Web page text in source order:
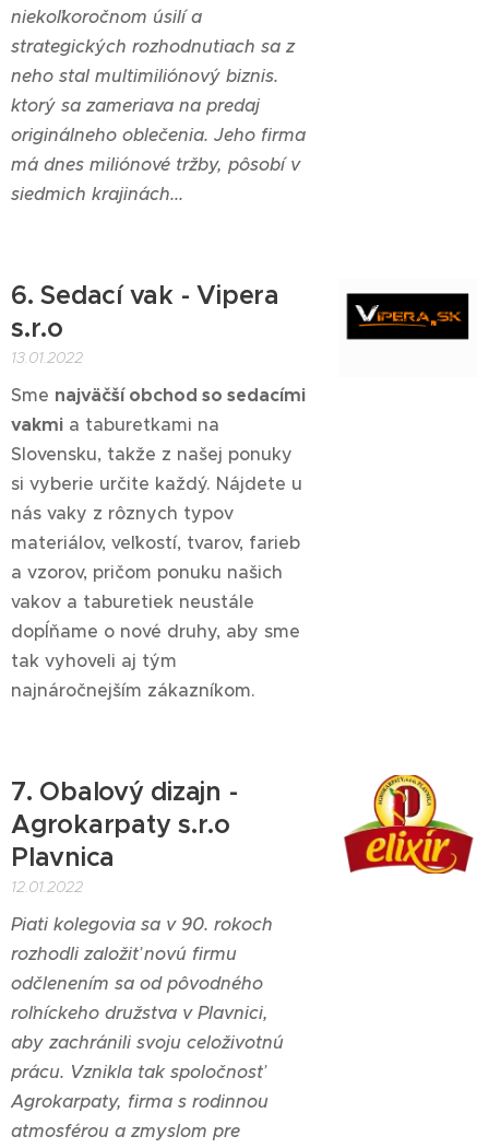
niekoľkoročnom úsilí a
strategických rozhodnutiach sa z
neho stal multimiliónový biznis.
ktorý sa zameriava na predaj
originálneho oblečenia. Jeho firma
má dnes miliónové tržby, pôsobí v
siedmich krajinách...
6. Sedací vak - Vipera
s.r.o
13.01.2022
Sme najväčší obchod so sedacími
vakmi a taburetkami na
Slovensku, takže z našej ponuky
si vyberie určite každý. Nájdete u
nás vaky z rôznych typov
materiálov, veľkostí, tvarov, farieb
a vzorov, pričom ponuku našich
vakov a taburetiek neustále
dopĺňame o nové druhy, aby sme
tak vyhoveli aj tým
najnáročnejším zákazníkom.
7. Obalový dizajn -
Agrokarpaty s.r.o
Plavnica
12.01.2022
Piati kolegovia sa v 90. rokoch
rozhodli založiť novú firmu
odčlenením sa od pôvodného
roľníckeho družstva v Plavnici,
aby zachránili svoju celoživotnú
prácu. Vznikla tak spoločnosť
Agrokarpaty, firma s rodinnou
atmosférou a zmyslom pre